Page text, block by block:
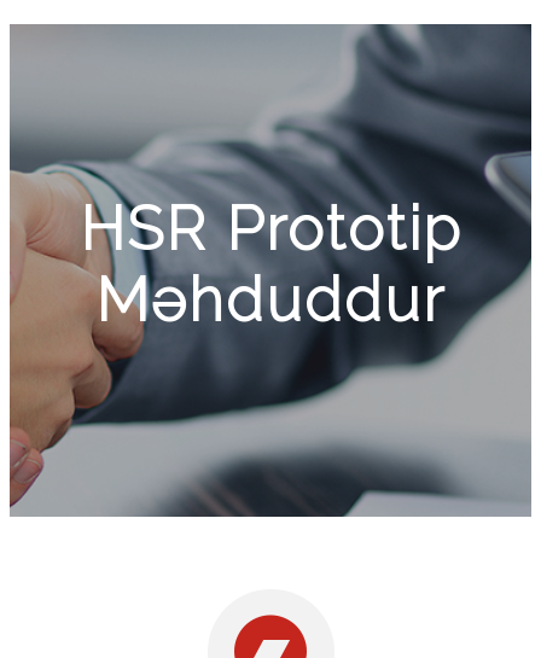
HSR Prototip
Məhduddur